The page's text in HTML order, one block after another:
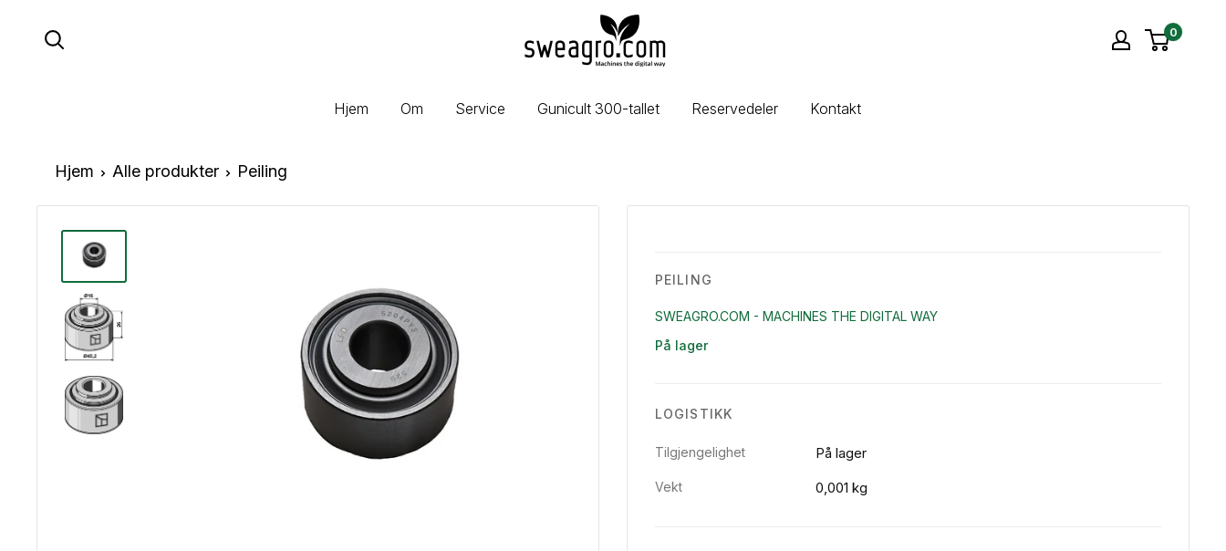
sweagro.com
-
the
0
Hjem Om Service Gunicult 300-tallet Reservedeler Kontakt
Hjem Alle produkter Peiling
PEILING
SWEAGRO.COM - MACHINES THE DIGITAL WAY
På lager
LOGISTIKK
Tilgjengelighet På lager
Vekt 0,001 kg